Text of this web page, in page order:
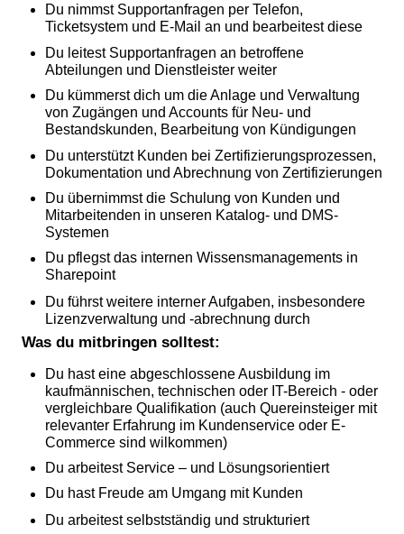
Du nimmst Supportanfragen per Telefon,
Ticketsystem und E-Mail an und bearbeitest diese
Du leitest Supportanfragen an betroffene
Abteilungen und Dienstleister weiter
Du kümmerst dich um die Anlage und Verwaltung
von Zugängen und Accounts für Neu- und
Bestandskunden, Bearbeitung von Kündigungen
Du unterstützt Kunden bei Zertifizierungsprozessen,
Dokumentation und Abrechnung von Zertifizierungen
Du übernimmst die Schulung von Kunden und
Mitarbeitenden in unseren Katalog- und DMS-
Systemen
Du pflegst das internen Wissensmanagements in
Sharepoint
Du führst weitere interner Aufgaben, insbesondere
Lizenzverwaltung und -abrechnung durch
Was du mitbringen solltest:
Du hast eine abgeschlossene Ausbildung im
kaufmännischen, technischen oder IT-Bereich - oder
vergleichbare Qualifikation (auch Quereinsteiger mit
relevanter Erfahrung im Kundenservice oder E-
Commerce sind wilkommen)
Du arbeitest Service – und Lösungsorientiert
Du hast Freude am Umgang mit Kunden
Du arbeitest selbstständig und strukturiert